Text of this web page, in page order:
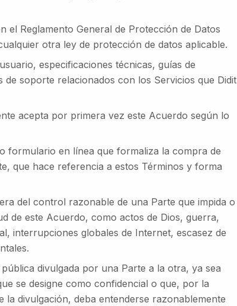
el Reglamento General de Protección de Datos
otra ley de protección de datos aplicable.
especificaciones técnicas, guías de
soporte relacionados con los Servicios que Didit
acepta por primera vez este Acuerdo según lo
formulario en línea que formaliza la compra de
que hace referencia a estos Términos y forma
del control razonable de una Parte que impida o
de este Acuerdo, como actos de Dios, guerra,
interrupciones globales de Internet, escasez de
divulgada por una Parte a la otra, ya sea
se designe como confidencial o que, por la
divulgación, deba entenderse razonablemente